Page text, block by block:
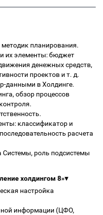
планирования.
их элементы: бюджет
денежных средств,
проектов и т. д.
данными в Холдинге.
обзор процессов
классификатор и
расчета
Системы, роль подсистемы
холдингом 8»▾
настройка
информации (ЦФО,